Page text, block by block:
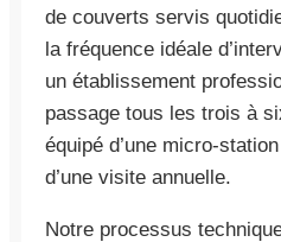
de couverts servis
la fréquence idéale
un établissement
passage tous les trois à
équipé d’une micro-
d’une visite annuelle.
Notre processus